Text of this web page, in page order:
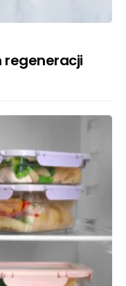
regeneracji